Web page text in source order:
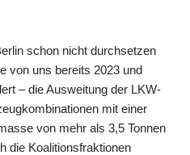
schon nicht durchsetzen
von uns bereits 2023 und
– die Ausweitung der LKW-
mit einer
von mehr als 3,5 Tonnen
die Koalitionsfraktionen